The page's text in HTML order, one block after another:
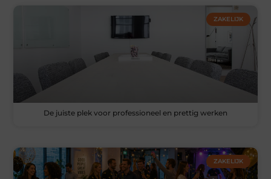
ZAKELIJK
De juiste plek voor professioneel en prettig werken
ZAKELIJK